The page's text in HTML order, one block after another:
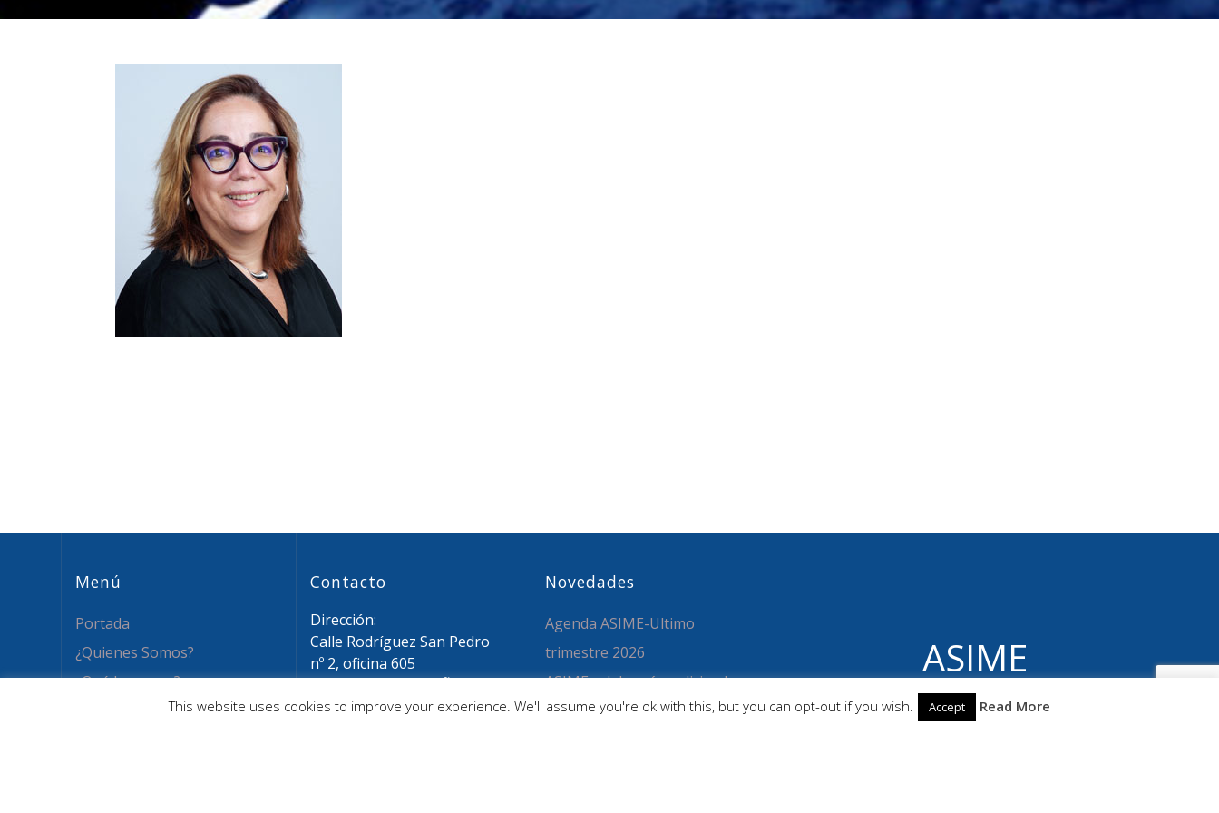
Menú
Portada
¿Quienes Somos?
¿Qué hacemos?
Contacto
Dirección:
Calle Rodríguez San Pedro
nº 2, oficina 605
Email: info@asime.org
Novedades
Agenda ASIME-Ultimo
trimestre 2026
ASIME celebrará en diciembre
una nueva edición de sus
ASIME
© 2026 ASIME. Construido utilizando WordPress
y elHighlight Theme
This website uses cookies to improve your experience. We'll assume you're ok with this, but you can opt-out if you wish. Accept Read More